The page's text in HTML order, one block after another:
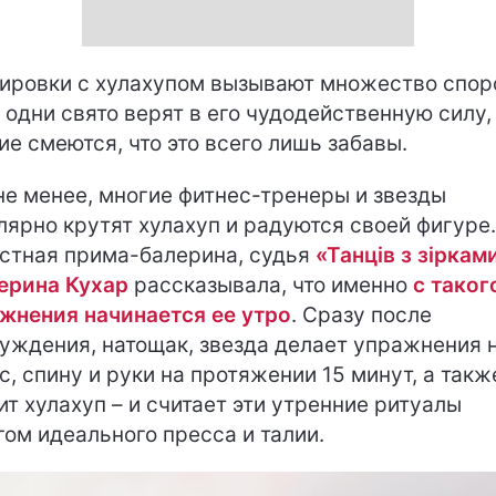
с хулахупом вызывают множество
свято верят в его чудодейственную силу,
смеются, что это всего лишь забавы.
менее, многие фитнес-тренеры и звезды
крутят хулахуп и радуются своей фигуре.
прима-балерина, судья «Танців з
Кухар рассказывала, что именно с
начинается ее утро. Сразу после
натощак, звезда делает упражнения
спину и руки на протяжении 15 минут, а
хулахуп – и считает эти утренние ритуалы
идеального пресса и талии.